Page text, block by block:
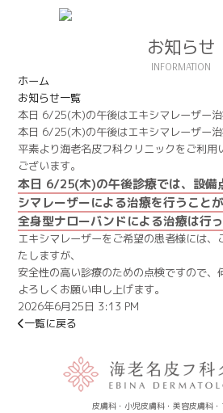
お知らせ
ホーム
お知らせ一覧
本日 6/25(木)の午後はエキシマレーザー治
本日 6/25(木)の午後はエキシマレーザー治
平素より海老名皮フ科クリニックをご利用
ございます。
本日 6/25(木)の午後診療では、設備
シマレーザーによる治療を行うことが
全身型ナローバンドによる治療は行っ
エキシマレーザーをご希望の患者様には、
たしますが、
安全性の高い診療のための点検ですので、
よろしくお願い申し上げます。
2026年6月25日 3:13 PM
一覧に戻る
皮膚科・小児皮膚科・美容皮膚科